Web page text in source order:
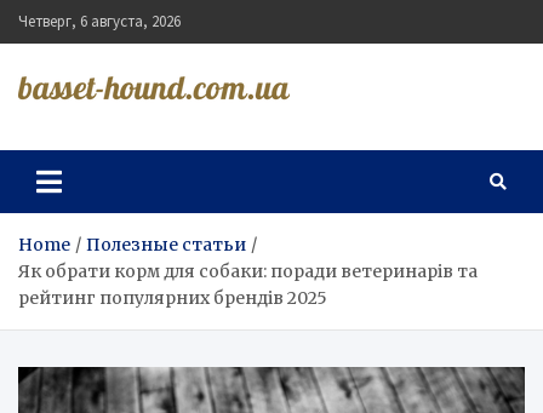
Skip
to
Четверг, 6 августа, 2026
basset-hound.com.ua
Home
Полезные статьи
Як обрати корм для собаки: поради ветеринарів та
рейтинг популярних брендів 2025